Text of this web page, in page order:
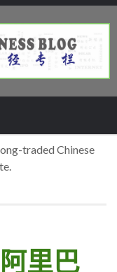
traded Chinese
里巴